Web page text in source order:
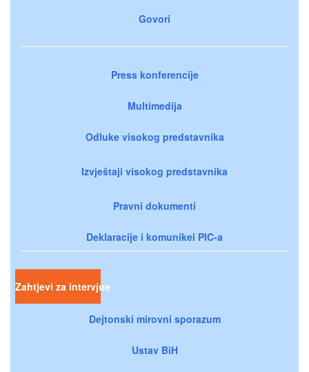
Govori
Press konferencije
Multimedija
Odluke visokog predstavnika
Izvještaji visokog predstavnika
Pravni dokumenti
Deklaracije i komunikei PIC-a
Zahtjevi za intervjue
Dejtonski mirovni sporazum
Ustav BiH